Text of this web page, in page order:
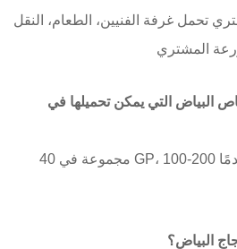
تحمل غرفة الفنيين، الطعام، النقل
المشتري
البياض التي يمكن تحميلها في
50-100 مجموعة في 20 قدمًا GP، 100-200 مجموعة في 40